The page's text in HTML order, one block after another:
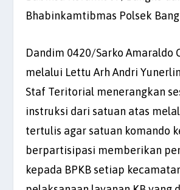
Bhabinkamtibmas Polsek
Dandim 0420/Sarko Amaraldo
melalui Lettu Arh Andri
Staf Teritorial menerangkan
instruksi dari satuan atas
tertulis agar satuan komando
berpartisipasi memberikan
kepada BPKB setiap